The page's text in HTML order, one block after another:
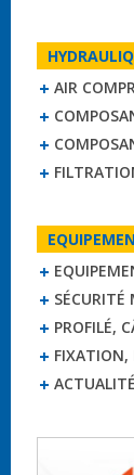
AIR
SÉCURITÉ
PROFILÉ,
FIXATION,